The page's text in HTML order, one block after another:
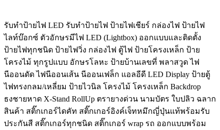
รับทําป้ายไฟ LED รับทำป้ายไฟ ป้ายไฟเชียร์ กล่องไฟ ป้ายไฟ
ไลท์บ๊อกซ์ ตัวอักษรมีไฟ LED (Lightbox) ออกแบบและติดตั้ง
ป้ายไฟทุกชนิด ป้ายไฟวิ่ง กล่องไฟ ตู้ไฟ ป้ายโครงเหล็ก ป้าย
โครงไม้ ทุกรูปแบบ อักษรโลหะ ป้ายบ้านเลขที่ พลาสวูด ไฟ
นีออนดัด ไฟนีออนเส้น นีออนเฟล็ก แอลอีดี LED Display ป้ายตู้
ไฟทรงกลม/เหลี่ยม ป้ายไวนิล โครงไม้ โครงเหล็ก Backdrop
ธงชายหาด X-Stand RollUp ตรายางด่วน นามบัตร ใบปลิว ฉลาก
สินค้า สติ๊กเกอร์ไดคัท สติ๊กเกอร์อิงค์เจ็ทหมึกญี่ปุ่นแท้พร้อมรับ
ประกันสี สติ๊กเกอร์ทุกชนิด สติ๊กเกอร์ wrap รถ ออกแบบพร้อม